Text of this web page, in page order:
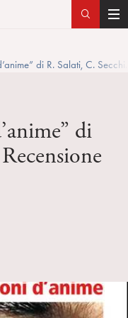
T
g
di R. Salati, C.
di